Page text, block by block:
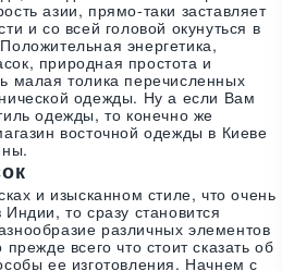
азии, прямо-таки заставляет
и со всей головой окунуться в
энергетика,
природная простота и
малая толика перечисленных
одежды. Ну а если Вам
одежды, то конечно же
восточной одежды в Киеве
и изысканном стиле, что очень
то сразу становится
различных элементов
всего что стоит сказать об
ее изготовления. Начнем с